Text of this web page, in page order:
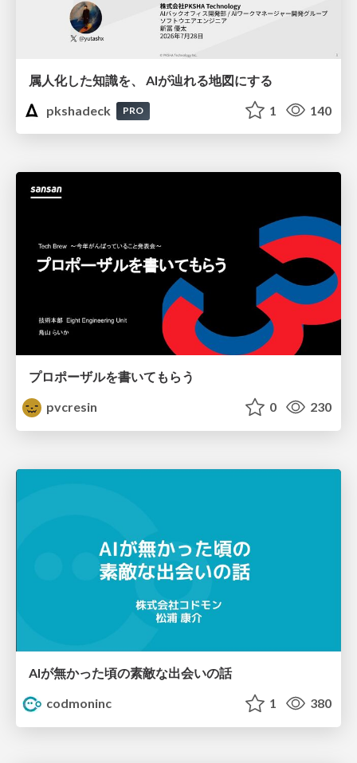
属人化した知識を、 AIが辿れる地図にする
pkshadeck
PRO 1 140
プロポーザルを書いてもらう
pvcresin
0 230
AIが無かった頃の素敵な出会いの話
codmoninc
1 380